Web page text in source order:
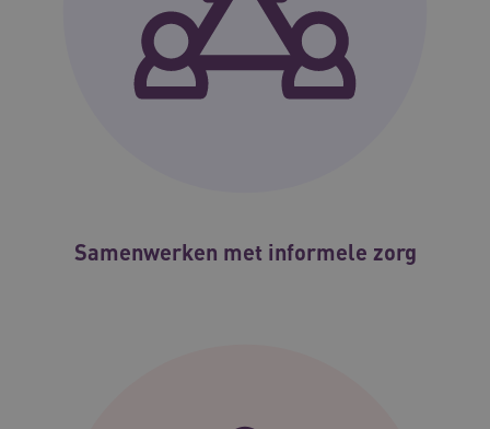
Samenwerken met informele zorg